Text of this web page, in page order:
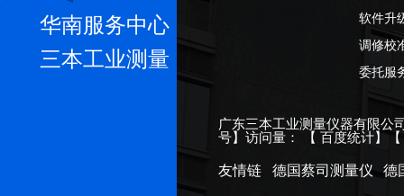
华南服务中心
三本工业测量
软件升
调修校
委托服
广东三本工业测量仪器有限
号】访问量： 【百度统计】
友情链 德国蔡司测量仪 德